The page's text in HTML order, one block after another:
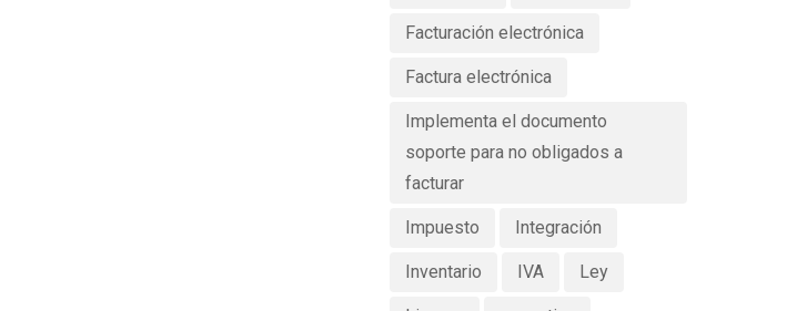
Facturación electrónica
Factura electrónica
Implementa el documento
soporte para no obligados a
facturar
Impuesto Integración
Inventario IVA Ley